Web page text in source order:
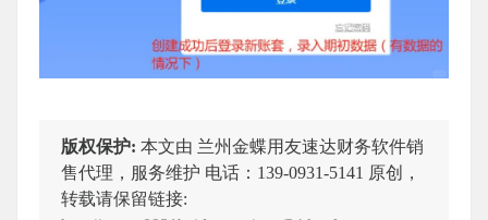
版权保护: 本文由 兰州金蝶用友速达财务软件销
售代理，服务维护 电话：139-0931-5141 原创，
转载请保留链接: